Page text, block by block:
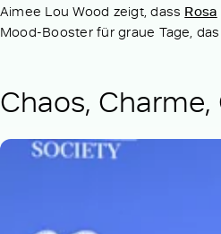
Aimee Lou Wood zeigt, dass Rosa
Mood-Booster für graue Tage,
Chaos,